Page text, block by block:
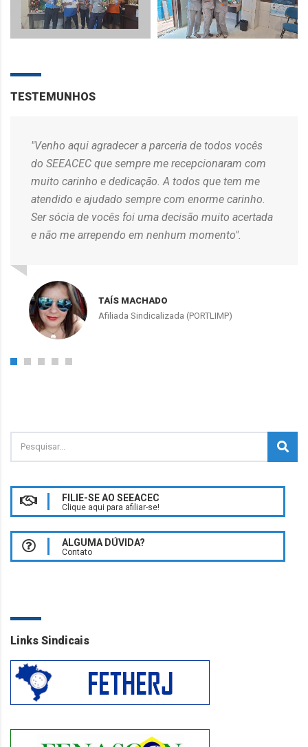
TESTEMUNHOS
"Venho aqui agradecer a parceria de todos vocês
do SEEACEC que sempre me recepcionaram com
muito carinho e dedicação. A todos que tem me
atendido e ajudado sempre com enorme carinho.
Ser sócia de vocês foi uma decisão muito acertada
e não me arrependo em nenhum momento".
TAÍS MACHADO
Afiliada Sindicalizada (PORTLIMP)
FILIE-SE AO SEEACEC
Clique aqui para afiliar-se!
ALGUMA DÚVIDA?
Contato
Links Sindicais